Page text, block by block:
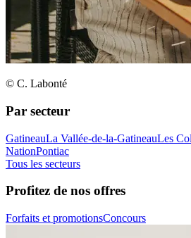
© C. Labonté
Par secteur
GatineauLa Vallée-de-la-GatineauLes
NationPontiac
Tous les secteurs
Profitez de nos offres
Forfaits et promotionsConcours